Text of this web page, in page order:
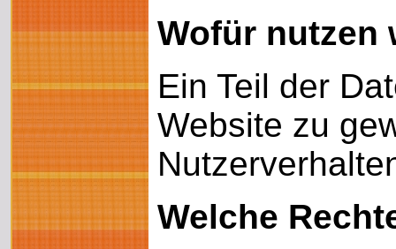
Wofür nutzen
Ein Teil der
Website zu
Welche